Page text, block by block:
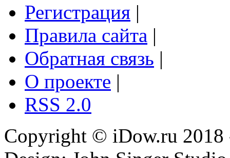
Регистрация |
Правила сайта |
Обратная связь |
О проекте |
RSS 2.0
Copyright © iDow.ru 2018